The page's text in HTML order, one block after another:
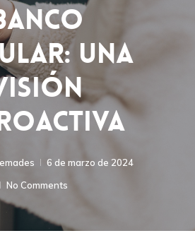
UNA
6 de marzo de 2024
No Comments